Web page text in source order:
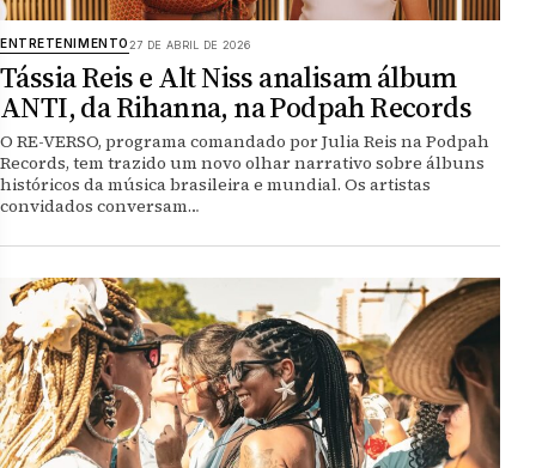
ENTRETENIMENTO27 DE ABRIL DE 2026
Tássia Reis e Alt Niss analisam álbum
ANTI, da Rihanna, na Podpah Records
O RE-VERSO, programa comandado por Julia Reis na Podpah
Records, tem trazido um novo olhar narrativo sobre álbuns
históricos da música brasileira e mundial. Os artistas
convidados conversam…